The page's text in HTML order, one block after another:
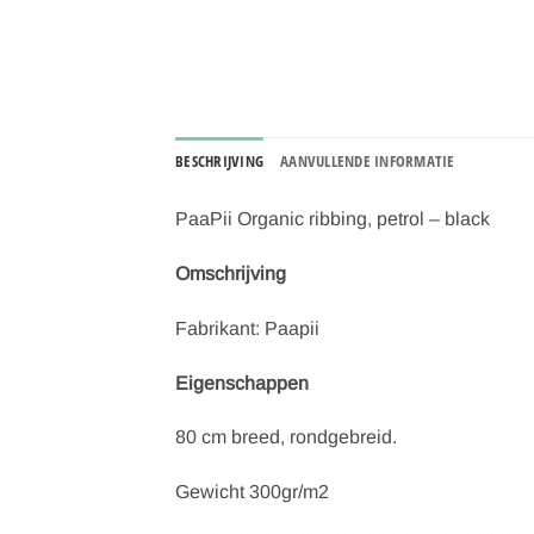
BESCHRIJVING AANVULLENDE INFORMATIE
PaaPii Organic ribbing, petrol – black
Omschrijving
Fabrikant: Paapii
Eigenschappen
80 cm breed, rondgebreid.
Gewicht 300gr/m2